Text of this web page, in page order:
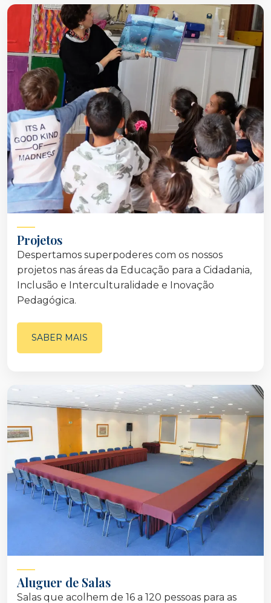
Projetos
Despertamos superpoderes com os nossos
projetos nas áreas da Educação para a Cidadania,
Inclusão e Interculturalidade e Inovação
Pedagógica.
SABER MAIS
Aluguer de Salas
Salas que acolhem de 16 a 120 pessoas para as